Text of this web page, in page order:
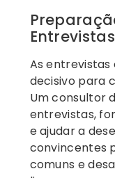
Entrevistas
As
decisivo para
Um consultor
entrevistas,
e ajudar a
convincentes
comuns e